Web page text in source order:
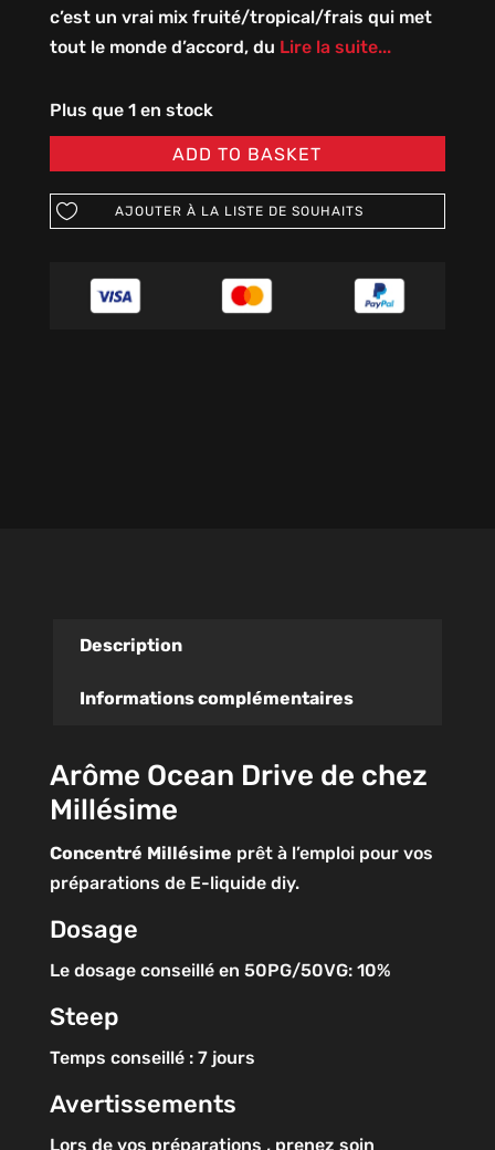
c’est un vrai mix fruité/tropical/frais qui met
tout le monde d’accord, du Lire la suite...
Plus que 1 en stock
ADD TO BASKET
AJOUTER À LA LISTE DE SOUHAITS
Description
Informations complémentaires
Arôme Ocean Drive de chez
Millésime
Concentré Millésime prêt à l’emploi pour vos
préparations de E-liquide diy.
Dosage
Le dosage conseillé en 50PG/50VG: 10%
Steep
Temps conseillé : 7 jours
Avertissements
Lors de vos préparations , prenez soin